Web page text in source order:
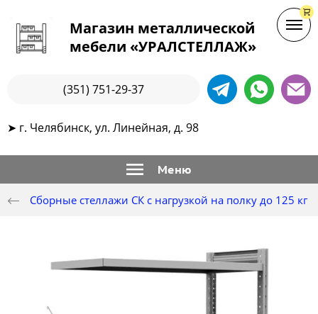
Магазин металлической
мебели «УРАЛСТЕЛЛАЖ»
(351) 751-29-37
➤ г. Челябинск, ул. Линейная, д. 98
Меню
Сборные стеллажи СК с нагрузкой на полку до 125 кг